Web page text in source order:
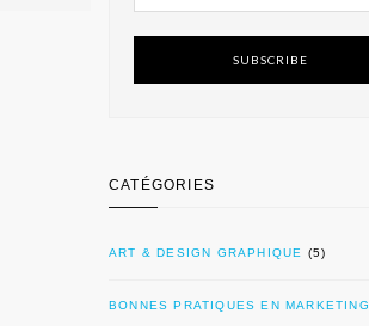
SUBSCRIBE
CATÉGORIES
ART & DESIGN GRAPHIQUE (5)
BONNES PRATIQUES EN MARKETING